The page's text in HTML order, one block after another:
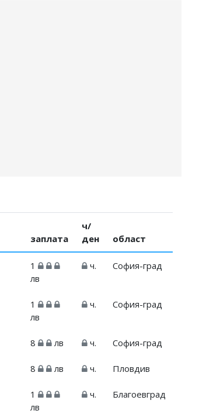
заплата
ч/
ден
област
1
лв
ч. София-град
1
лв
ч. София-град
8 лв ч. София-град
8 лв ч. Пловдив
1
лв
ч. Благоевград